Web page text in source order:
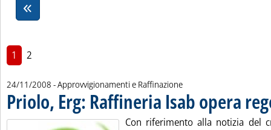
1 2
24/11/2008 - Approvvigionamenti e Raffinazione
Priolo, Erg: Raffineria Isab opera
Con riferimento alla notizia del